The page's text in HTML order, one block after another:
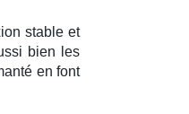
stable et
bien les
en font